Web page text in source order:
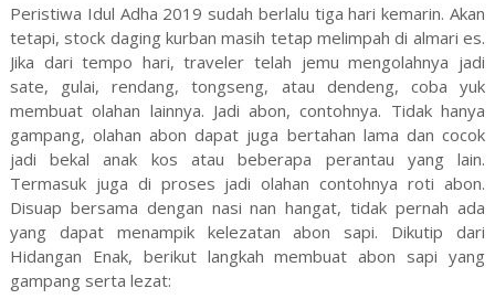
Peristiwa Idul Adha 2019 sudah berlalu tiga hari kemarin. Akan
tetapi, stock daging kurban masih tetap melimpah di almari es.
Jika dari tempo hari, traveler telah jemu mengolahnya jadi
sate, gulai, rendang, tongseng, atau dendeng, coba yuk
membuat olahan lainnya. Jadi abon, contohnya. Tidak hanya
gampang, olahan abon dapat juga bertahan lama dan cocok
jadi bekal anak kos atau beberapa perantau yang lain.
Termasuk juga di proses jadi olahan contohnya roti abon.
Disuap bersama dengan nasi nan hangat, tidak pernah ada
yang dapat menampik kelezatan abon sapi. Dikutip dari
Hidangan Enak, berikut langkah membuat abon sapi yang
gampang serta lezat: